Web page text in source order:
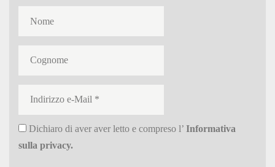
Dichiaro di aver aver letto e compreso l’ Informativa
sulla privacy.